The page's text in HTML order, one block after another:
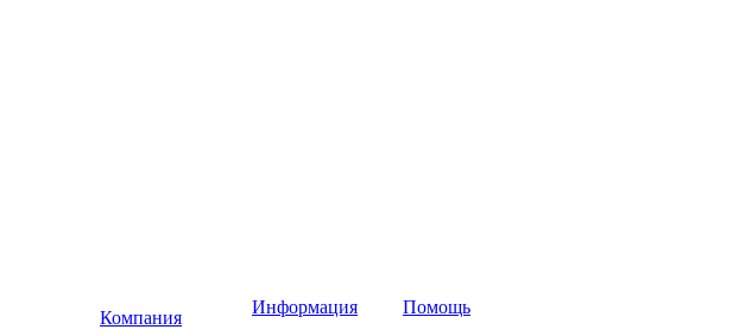
Компания
Информация
Помощь